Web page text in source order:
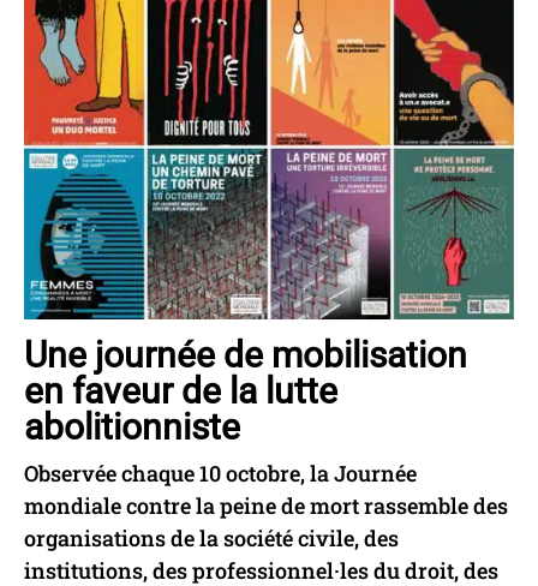
Une journée de mobilisation
en faveur de la lutte
abolitionniste
Observée chaque 10 octobre, la Journée
mondiale contre la peine de mort rassemble des
organisations de la société civile, des
institutions, des professionnel·les du droit, des